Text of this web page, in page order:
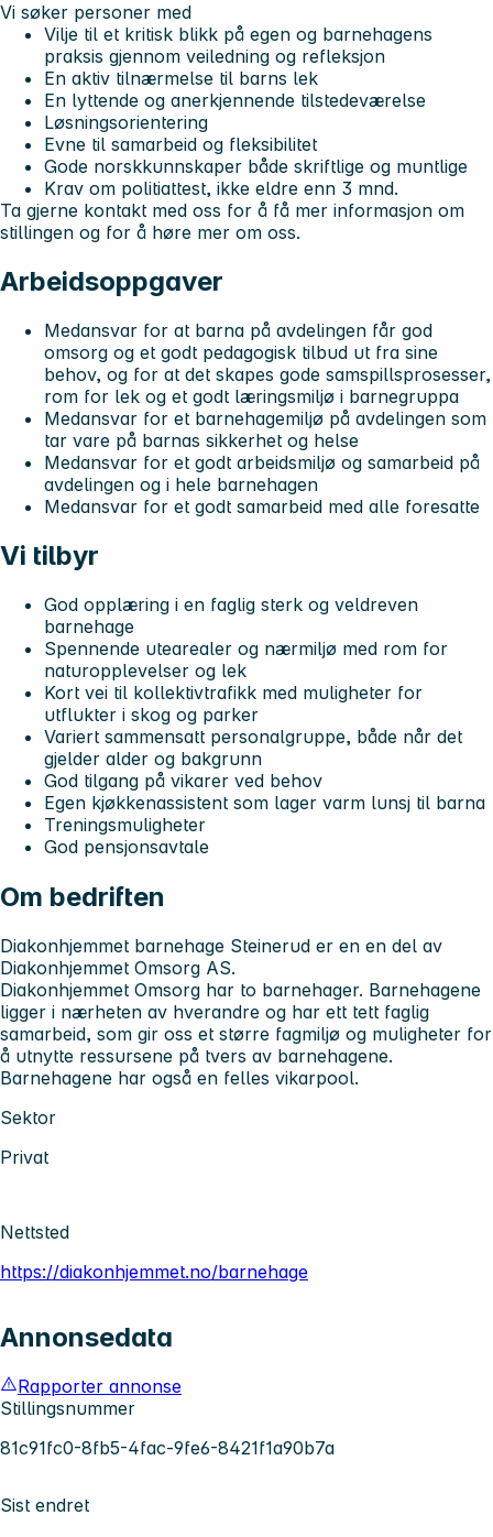
Vi søker personer med
Vilje til et kritisk blikk på egen og barnehagens
praksis gjennom veiledning og refleksjon
En aktiv tilnærmelse til barns lek
En lyttende og anerkjennende tilstedeværelse
Løsningsorientering
Evne til samarbeid og fleksibilitet
Gode norskkunnskaper både skriftlige og muntlige
Krav om politiattest, ikke eldre enn 3 mnd.
Ta gjerne kontakt med oss for å få mer informasjon om
stillingen og for å høre mer om oss.
Arbeidsoppgaver
Medansvar for at barna på avdelingen får god
omsorg og et godt pedagogisk tilbud ut fra sine
behov, og for at det skapes gode samspillsprosesser,
rom for lek og et godt læringsmiljø i barnegruppa
Medansvar for et barnehagemiljø på avdelingen som
tar vare på barnas sikkerhet og helse
Medansvar for et godt arbeidsmiljø og samarbeid på
avdelingen og i hele barnehagen
Medansvar for et godt samarbeid med alle foresatte
Vi tilbyr
God opplæring i en faglig sterk og veldreven
barnehage
Spennende utearealer og nærmiljø med rom for
naturopplevelser og lek
Kort vei til kollektivtrafikk med muligheter for
utflukter i skog og parker
Variert sammensatt personalgruppe, både når det
gjelder alder og bakgrunn
God tilgang på vikarer ved behov
Egen kjøkkenassistent som lager varm lunsj til barna
Treningsmuligheter
God pensjonsavtale
Om bedriften
Diakonhjemmet barnehage Steinerud er en en del av
Diakonhjemmet Omsorg AS.
Diakonhjemmet Omsorg har to barnehager. Barnehagene
ligger i nærheten av hverandre og har ett tett faglig
samarbeid, som gir oss et større fagmiljø og muligheter for
å utnytte ressursene på tvers av barnehagene.
Barnehagene har også en felles vikarpool.
Sektor
Privat
Nettsted
https://diakonhjemmet.no/barnehage
Annonsedata
Rapporter annonse
Stillingsnummer
81c91fc0-8fb5-4fac-9fe6-8421f1a90b7a
Sist endret